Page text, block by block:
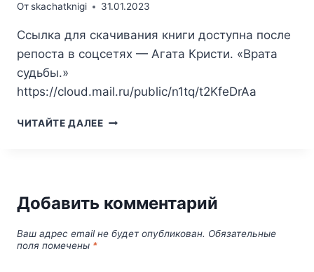
Отskachatknigi 31.01.2023
Ссылка для скачивания книги доступна после
репоста в соцсетях — Агата Кристи. «Врата
судьбы.»
https://cloud.mail.ru/public/n1tq/t2KfeDrAa
ЧИТАЙТЕ ДАЛЕЕ АГАТА
Добавить комментарий
Ваш адрес email не будет опубликован. Обязательные
поля помечены *